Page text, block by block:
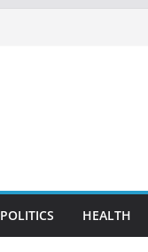
POLITICS HEALTH